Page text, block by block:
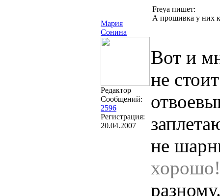
Мария
Сонина
Редактор
Сообщений:
2596
Регистрация:
20.04.2007
Freya пишет:
А прошивка у них
Вот и
не
не